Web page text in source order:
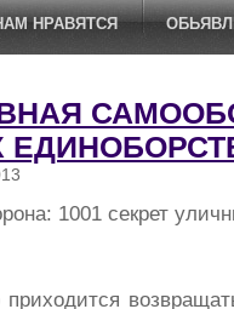
НРАВЯТСЯ
1001 секрет